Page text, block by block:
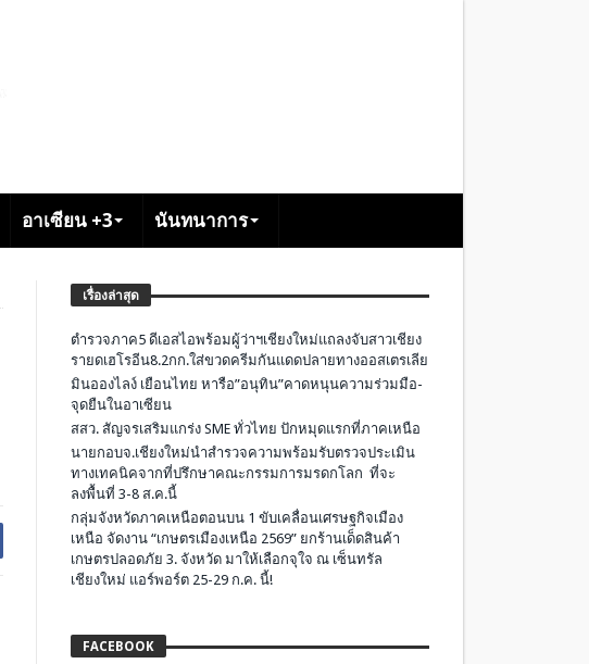
อาเซียน +3 นันทนาการ
เรื่องล่าสุด
ตำรวจภาค5 ดีเอสไอพร้อมผู้ว่าฯเชียงใหม่แถลงจับสาวเชียง
รายดเฮโรอีน8.2กก.ใส่ขวดครีมกันแดดปลายทางออสเตรเลีย
มินอองไลง์ เยือนไทย หารือ”อนุทิน”คาดหนุนความร่วมมือ-
จุดยืนในอาเซียน
สสว. สัญจรเสริมแกร่ง SME ทั่วไทย ปักหมุดแรกที่ภาคเหนือ
นายกอบจ.เชียงใหม่นำสำรวจความพร้อมรับตรวจประเมิน
ทางเทคนิคจากที่ปรึกษาคณะกรรมการมรดกโลก ที่จะ
ลงพื้นที่ 3-8 ส.ค.นี้
กลุ่มจังหวัดภาคเหนือตอนบน 1 ขับเคลื่อนเศรษฐกิจเมือง
เหนือ จัดงาน “เกษตรเมืองเหนือ 2569” ยกร้านเด็ดสินค้า
เกษตรปลอดภัย 3. จังหวัด มาให้เลือกจุใจ ณ เซ็นทรัล
เชียงใหม่ แอร์พอร์ต 25-29 ก.ค. นี้!
FACEBOOK